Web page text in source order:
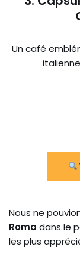
Un café
Nous ne
Roma dans le
les plus